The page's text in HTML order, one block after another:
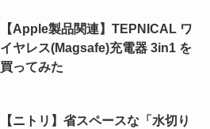
【Apple製品関連】TEPNICAL ワ
イヤレス(Magsafe)充電器 3in1 を
買ってみた
【ニトリ】省スペースな「水切り